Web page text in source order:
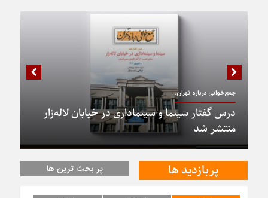
جمع‌خوانی درباره تهران:
درس گفتار سینما و سینماداری در خیابان لاله‌زار
منتشر شد
پربازدید ها پر بحث ترین ها